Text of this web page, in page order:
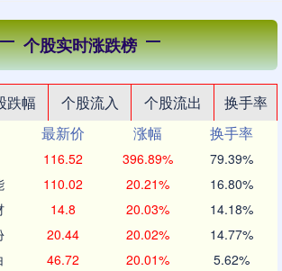
个股实时涨跌榜
跌幅 个股流入 个股流出
换手率
最新价 涨幅
换手率
116.52 396.89% 79.39%
110.02 20.21% 16.80%
14.8 20.03% 14.18%
20.44 20.02% 14.77%
46.72 20.01% 5.62%